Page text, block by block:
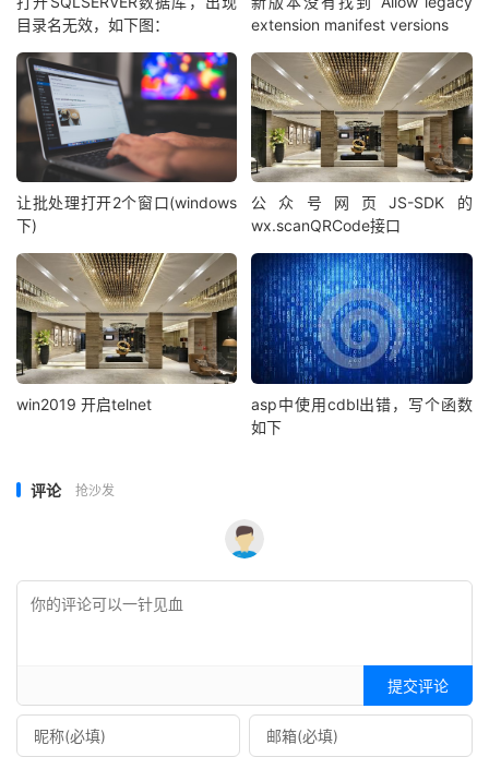
目录名无效，如下图：
extension manifest versions
让批处理打开2个窗口(windows
下)
公众号网页JS-SDK的
wx.scanQRCode接口
win2019 开启telnet
asp中使用cdbl出错，写个函数
如下
评论 抢沙发
提交评论